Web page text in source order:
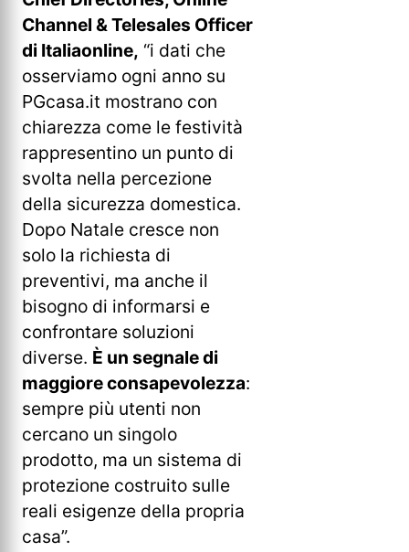
Channel & Telesales Officer
di Italiaonline, “i dati che
osserviamo ogni anno su
PGcasa.it mostrano con
chiarezza come le festività
rappresentino un punto di
svolta nella percezione
della sicurezza domestica.
Dopo Natale cresce non
solo la richiesta di
preventivi, ma anche il
bisogno di informarsi e
confrontare soluzioni
diverse. È un segnale di
maggiore consapevolezza:
sempre più utenti non
cercano un singolo
prodotto, ma un sistema di
protezione costruito sulle
reali esigenze della propria
casa”.